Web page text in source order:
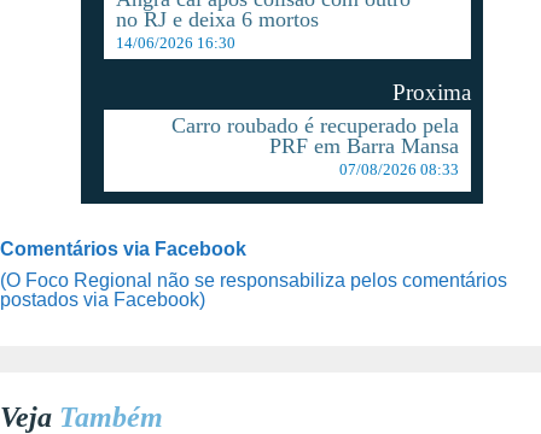
no RJ e deixa 6 mortos
14/06/2026 16:30
Proxima
Carro roubado é recuperado pela
PRF em Barra Mansa
07/08/2026 08:33
Comentários via Facebook
(O Foco Regional não se responsabiliza pelos comentários
postados via Facebook)
Veja Também